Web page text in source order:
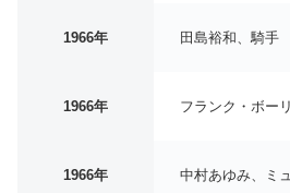
1966年 田島裕和、騎手
1966年 フランク・ボー
1966年 中村あゆみ、ミ